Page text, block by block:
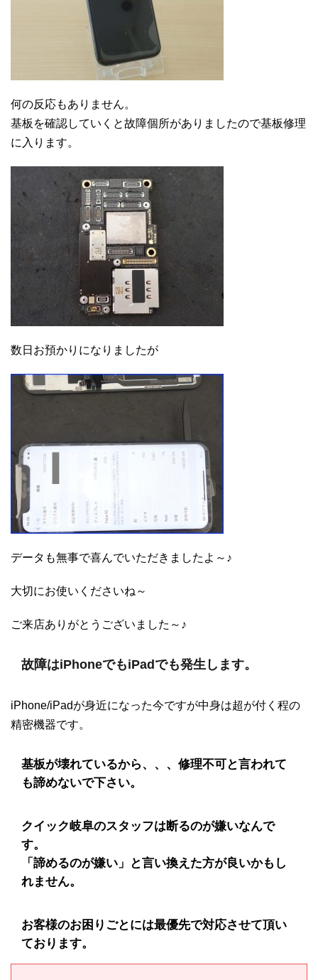
何の反応もありません。
基板を確認していくと故障個所がありましたので基板修理
に入ります。
数日お預かりになりましたが
データも無事で喜んでいただきましたよ～♪
大切にお使いくださいね～
ご来店ありがとうございました～♪
故障はiPhoneでもiPadでも発生します。
iPhone/iPadが身近になった今ですが中身は超が付く程の
精密機器です。
基板が壊れているから、、、修理不可と言われて
も諦めないで下さい。
クイック岐阜のスタッフは断るのが嫌いなんで
す。
「諦めるのが嫌い」と言い換えた方が良いかもし
れません。
お客様のお困りごとには最優先で対応させて頂い
ております。